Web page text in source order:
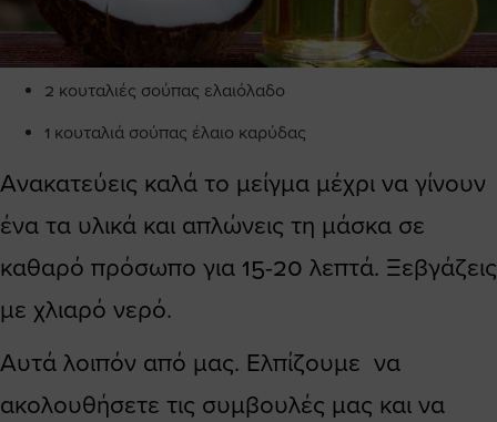
2 κουταλιές σούπας ελαιόλαδο
1 κουταλιά σούπας έλαιο καρύδας
Ανακατεύεις καλά το μείγμα μέχρι να γίνουν
ένα τα υλικά και απλώνεις τη μάσκα σε
καθαρό πρόσωπο για 15-20 λεπτά. Ξεβγάζεις
με χλιαρό νερό.
Αυτά λοιπόν από μας. Ελπίζουμε να
ακολουθήσετε τις συμβουλές μας και να